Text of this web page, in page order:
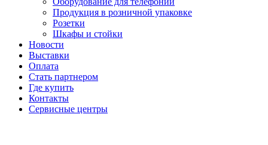
Продукция в розничной упаковке
Розетки
Шкафы и стойки
Новости
Выставки
Оплата
Стать партнером
Где купить
Контакты
Сервисные центры